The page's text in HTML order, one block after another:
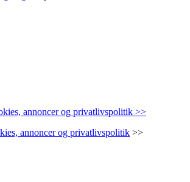
annoncer og privatlivspolitik >>